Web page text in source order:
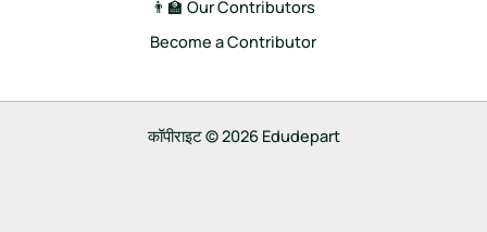
👨‍🏫 Our Contributors
Become a Contributor
कॉपीराइट © 2026 Edudepart